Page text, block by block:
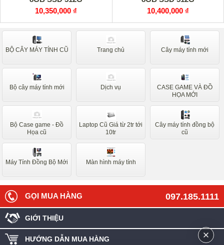
10,350,000 ₫
10,400,000 ₫
BỘ CÂY MÁY TÍNH CŨ Trang chủ Cây máy tính mới
Bộ cây máy tính mới Dịch vụ
CASE GAME VÀ ĐỒ
HỌA MỚI
Bộ Case game - Đồ
Họa cũ
Laptop Cũ Giá từ 2tr tới
10tr
Cây máy tính đồng bộ
cũ
Máy Tính Đồng Bộ Mới Màn hình máy tính
097.185.1111
GỌI MUA HÀNG
GIỚI THIỆU
HƯỚNG DẪN MUA HÀNG